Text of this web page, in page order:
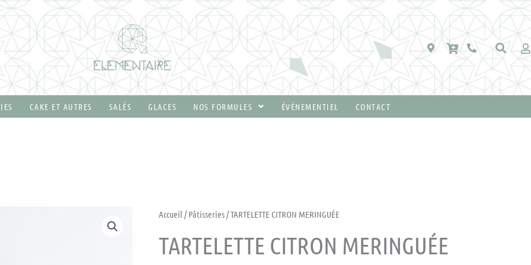
CAKE ET AUTRES SALÉS GLACES NOS FORMULES ÉVÉNEMENTIEL CONTACT
Accueil /Pâtisseries/ TARTELETTE CITRON MERINGUÉE
TARTELETTE CITRON MERINGUÉE
quantité
TARTELETTE